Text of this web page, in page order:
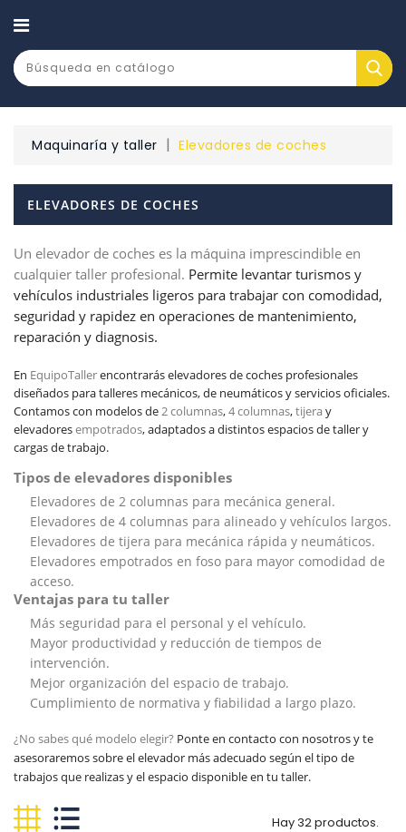
CATEGORÍA
Maquinaría y taller Elevadores de coches
ELEVADORES DE COCHES
Un elevador de coches es la máquina imprescindible en
cualquier taller profesional. Permite levantar turismos y
vehículos industriales ligeros para trabajar con comodidad,
seguridad y rapidez en operaciones de mantenimiento,
reparación y diagnosis.
En EquipoTallerencontrarás elevadores de coches profesionales
diseñados para talleres mecánicos, de neumáticos y servicios oficiales.
Contamos con modelos de2 columnas,4 columnas,tijera y
elevadoresempotrados, adaptados a distintos espacios de taller y
cargas de trabajo.
Tipos de elevadores disponibles
Elevadores de 2 columnas para mecánica general.
Elevadores de 4 columnas para alineado y vehículos largos.
Elevadores de tijera para mecánica rápida y neumáticos.
Elevadores empotrados en foso para mayor comodidad de
acceso.
Ventajas para tu taller
Más seguridad para el personal y el vehículo.
Mayor productividad y reducción de tiempos de
intervención.
Mejor organización del espacio de trabajo.
Cumplimiento de normativa y fiabilidad a largo plazo.
¿No sabes qué modelo elegir? Ponte en contacto con nosotros y te
asesoraremos sobre el elevador más adecuado según el tipo de
trabajos que realizas y el espacio disponible en tu taller.
Hay 32 productos.